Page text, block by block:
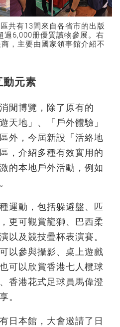
共有13間來自各省市的出版
過6,000册優質讀物參展。右
，主要由國家領事館介紹不
動元素
閒博覽，除了原有的
天地」、「戶外體驗」
外，今屆新設「活絡地
，介紹多種有效實用的
的本地戶外活動，例如
運動，包括躲避盤、匹
更可觀賞龍獅、巴西柔
以及競技疊杯表演賽。
以參與攝影、桌上遊戲
可以欣賞香港七人欖球
香港花式足球員馬偉澄
。
日本館，大會邀請了日